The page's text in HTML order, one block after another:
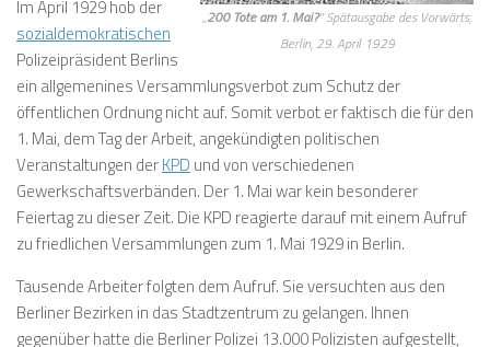
„200 Tote am 1. Mai?“ Spätausgabe des Vorwärts,
Berlin, 29. April 1929
Im April 1929 hob der
sozialdemokratischen
Polizeipräsident Berlins
ein allgemenines Versammlungsverbot zum Schutz der
öffentlichen Ordnung nicht auf. Somit verbot er faktisch die für den
1. Mai, dem Tag der Arbeit, angekündigten politischen
Veranstaltungen derKPD und von verschiedenen
Gewerkschaftsverbänden. Der 1. Mai war kein besonderer
Feiertag zu dieser Zeit. Die KPD reagierte darauf mit einem Aufruf
zu friedlichen Versammlungen zum 1. Mai 1929 in Berlin.
Tausende Arbeiter folgten dem Aufruf. Sie versuchten aus den
Berliner Bezirken in das Stadtzentrum zu gelangen. Ihnen
gegenüber hatte die Berliner Polizei 13.000 Polizisten aufgestellt,